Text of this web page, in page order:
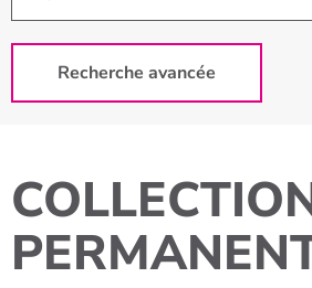
Recherche avancée